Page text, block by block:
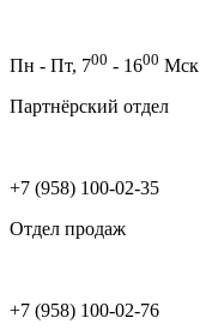
Пн - Пт, 700 - 1600 Мск
Партнёрский отдел
+7 (958) 100-02-35
Отдел продаж
+7 (958) 100-02-76